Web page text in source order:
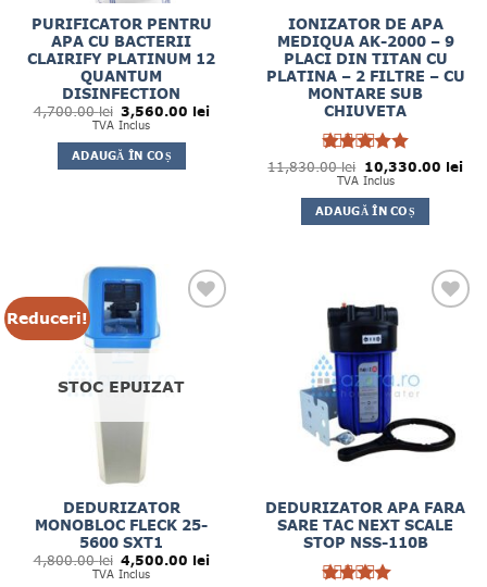
PURIFICATOR PENTRU
APA CU BACTERII
CLAIRIFY PLATINUM 12
QUANTUM
DISINFECTION
4,700.00lei Prețul
inițial
fost:
4,700.00 lei.
3,560.00 leiPrețul
TVA Inclus
ADAUGĂ ÎN COȘ
IONIZATOR DE APA
MEDIQUA AK-2000 – 9
PLACI DIN TITAN CU
PLATINA – 2 FILTRE – CU
MONTARE SUB
CHIUVETA
Evaluat la
din 5
11,830.00lei Prețul
inițial
fost:
11,830.00 lei.
10,330.00 lei
TVA Inclus
ADAUGĂ ÎN COȘ
Reduceri!
STOC EPUIZAT
DEDURIZATOR
MONOBLOC FLECK 25-
5600 SXT1
4,800.00lei Prețul
inițial
4,500.00 leiPrețul
TVA Inclus
DEDURIZATOR APA FARA
SARE TAC NEXT SCALE
STOP NSS-110B